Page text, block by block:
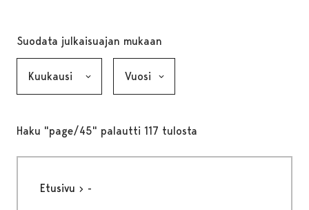
Suodata julkaisuajan mukaan
Haku "page/45" palautti 117 tulosta
Etusivu -